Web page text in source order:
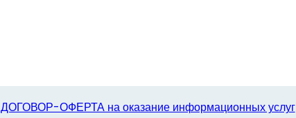
ДОГОВОР-ОФЕРТА на оказание информационных услуг